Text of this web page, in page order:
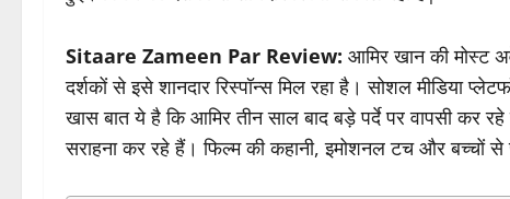
Sitaare Zameen Par Review: आमिर खान की मोस्ट
दर्शकों से इसे शानदार रिस्पॉन्स मिल रहा है। सोशल मीडिया
खास बात ये है कि आमिर तीन साल बाद बड़े पर्दे पर वापसी कर
सराहना कर रहे हैं। फिल्म की कहानी, इमोशनल टच और बच्चों